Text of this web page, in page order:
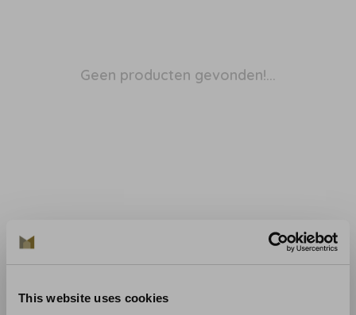
This website uses cookies
Geen producten gevonden!...
Want als Arte dealer kunt u bij ons terecht voor de